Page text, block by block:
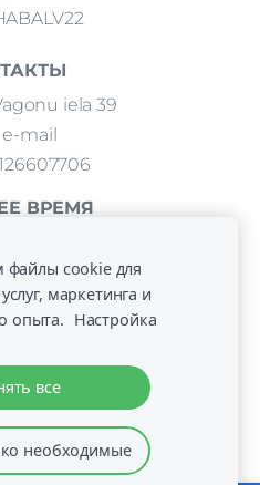
iela 39
e-mail
ВРЕМЯ
SIA VAP comfort
файлы cookie для
маркетинга и
опыта. Настройка
все
необходимые